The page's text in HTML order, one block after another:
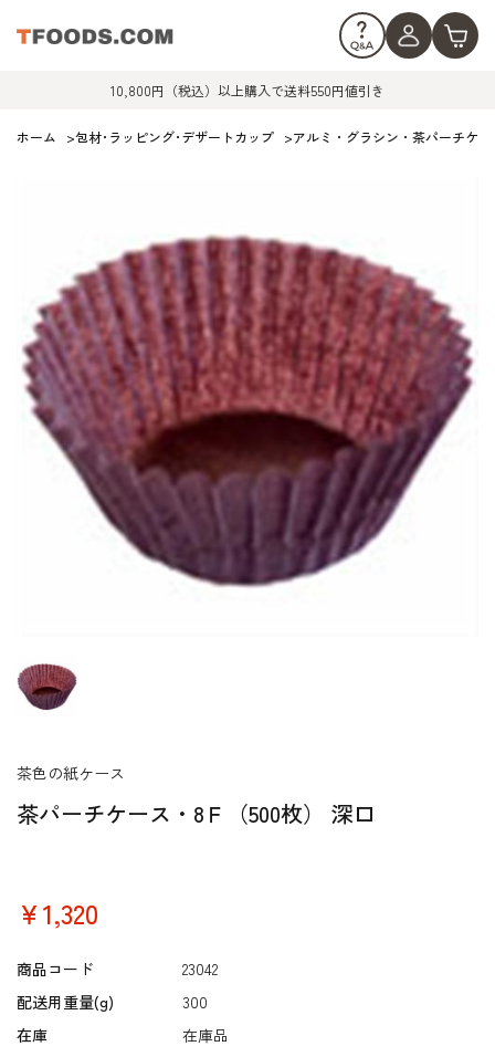
10,800円（税込）以上購入で送料550円値引き
ホーム >包材･ラッピング･デザートカップ >アルミ・グラシン・茶パーチケー
茶パーチケース・8Ｆ（500枚） 深口
茶色の紙ケース
￥1,320
商品コード
23042
配送用重量(g)
300
在庫
在庫品